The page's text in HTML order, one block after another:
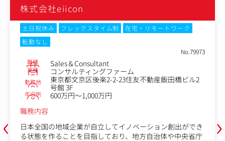
‹
会社eiicon
フレックスタイム制
在宅・リモートワーク
Sales＆Consultant
コンサルティングファーム
東京都文京区後楽2-2-23住友不動産飯田橋ビル2
号館 3F
600万円～1,000万円
国の地域企業が自立してイノベーション創出ができ
を作ることを目指しており、地方自治体や中央省庁
日本
る状›